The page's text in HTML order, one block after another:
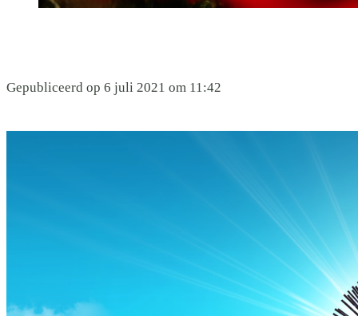
Gepubliceerd op 6 juli 2021 om 11:42